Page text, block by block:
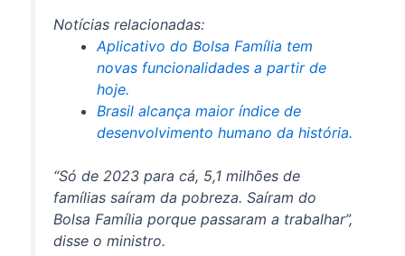
Notícias relacionadas:
Aplicativo do Bolsa Família tem
novas funcionalidades a partir de
hoje.
Brasil alcança maior índice de
desenvolvimento humano da história.
“Só de 2023 para cá, 5,1 milhões de
famílias saíram da pobreza. Saíram do
Bolsa Família porque passaram a trabalhar”,
disse o ministro.